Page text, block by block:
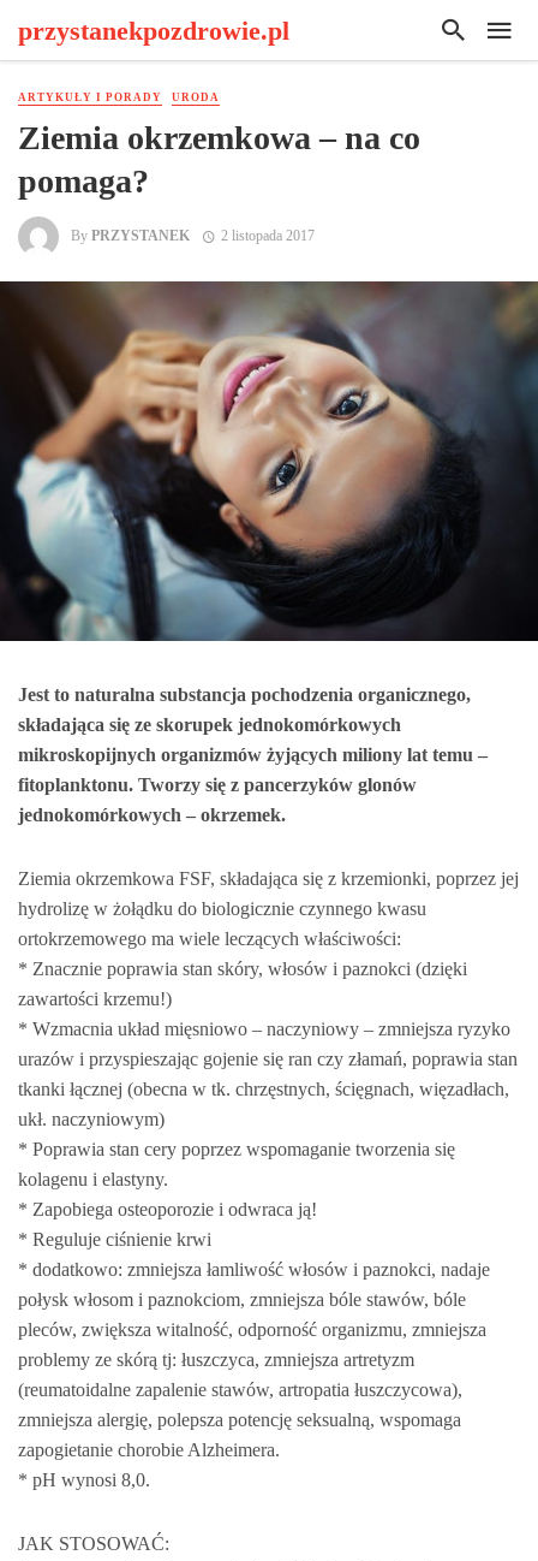
przystanekpozdrowie.pl
ARTYKUŁY I PORADY URODA
Ziemia okrzemkowa – na co
pomaga?
By PRZYSTANEK 2 listopada 2017
Jest to naturalna substancja pochodzenia organicznego,
składająca się ze skorupek jednokomórkowych
mikroskopijnych organizmów żyjących miliony lat temu –
fitoplanktonu. Tworzy się z pancerzyków glonów
jednokomórkowych – okrzemek.
Ziemia okrzemkowa FSF, składająca się z krzemionki, poprzez jej
hydrolizę w żołądku do biologicznie czynnego kwasu
ortokrzemowego ma wiele leczących właściwości:
* Znacznie poprawia stan skóry, włosów i paznokci (dzięki
zawartości krzemu!)
* Wzmacnia układ mięsniowo – naczyniowy – zmniejsza ryzyko
urazów i przyspieszając gojenie się ran czy złamań, poprawia stan
tkanki łącznej (obecna w tk. chrzęstnych, ścięgnach, więzadłach,
ukł. naczyniowym)
* Poprawia stan cery poprzez wspomaganie tworzenia się
kolagenu i elastyny.
* Zapobiega osteoporozie i odwraca ją!
* Reguluje ciśnienie krwi
* dodatkowo: zmniejsza łamliwość włosów i paznokci, nadaje
połysk włosom i paznokciom, zmniejsza bóle stawów, bóle
pleców, zwiększa witalność, odporność organizmu, zmniejsza
problemy ze skórą tj: łuszczyca, zmniejsza artretyzm
(reumatoidalne zapalenie stawów, artropatia łuszczycowa),
zmniejsza alergię, polepsza potencję seksualną, wspomaga
zapogietanie chorobie Alzheimera.
* pH wynosi 8,0.
JAK STOSOWAĆ: